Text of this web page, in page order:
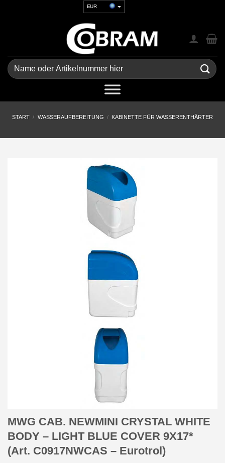
EUR
GBP
CHF
UAH
Suchen
nach:
START / WASSERAUFBEREITUNG / KABINETTE FÜR WASSERENTHÄRTER
MWG CAB. NEWMINI CRYSTAL WHITE
BODY – LIGHT BLUE COVER 9X17*
(Art. C0917NWCAS – Eurotrol)